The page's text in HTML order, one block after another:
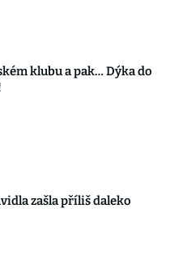
klubu a pak… Dýka do
zašla příliš daleko